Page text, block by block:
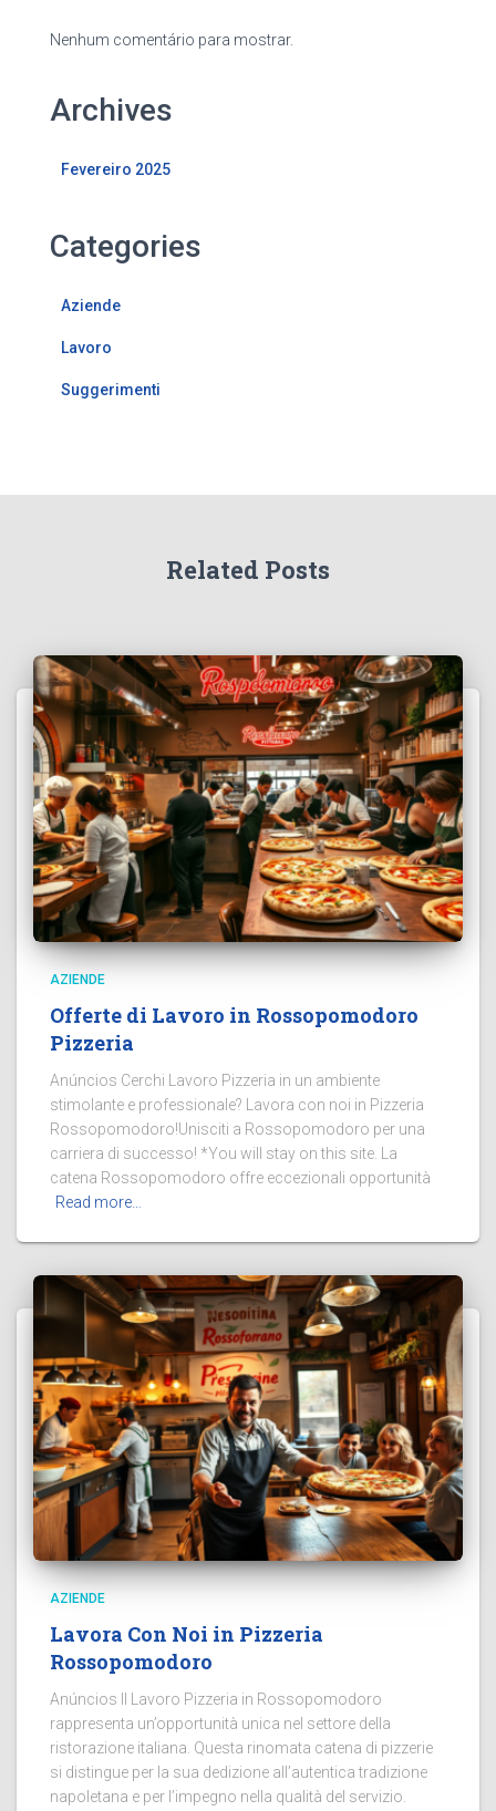
Nenhum comentário para mostrar.
Archives
Fevereiro 2025
Categories
Aziende
Lavoro
Suggerimenti
Related Posts
AZIENDE
Offerte di Lavoro in Rossopomodoro
Pizzeria
Anúncios Cerchi Lavoro Pizzeria in un ambiente
stimolante e professionale? Lavora con noi in Pizzeria
Rossopomodoro!Unisciti a Rossopomodoro per una
carriera di successo! *You will stay on this site. La
catena Rossopomodoro offre eccezionali opportunità
Read more…
AZIENDE
Lavora Con Noi in Pizzeria
Rossopomodoro
Anúncios Il Lavoro Pizzeria in Rossopomodoro
rappresenta un’opportunità unica nel settore della
ristorazione italiana. Questa rinomata catena di pizzerie
si distingue per la sua dedizione all’autentica tradizione
napoletana e per l’impegno nella qualità del servizio.